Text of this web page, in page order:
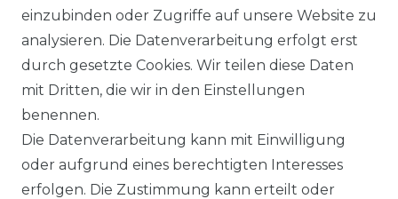
Sie sind Händlerund möchten Sich mit uns
in Verbindung setzen?
unter:
0421 - 7942081
Unseren Händlershop finden Sie hier:
https://b2b-popshotsstudios.de/
einzubinden oder Zugriffe auf unsere Website zu
analysieren. Die Datenverarbeitung erfolgt erst
durch gesetzte Cookies. Wir teilen diese Daten
mit Dritten, die wir in den Einstellungen
benennen.
Die Datenverarbeitung kann mit Einwilligung
oder aufgrund eines berechtigten Interesses
erfolgen. Die Zustimmung kann erteilt oder